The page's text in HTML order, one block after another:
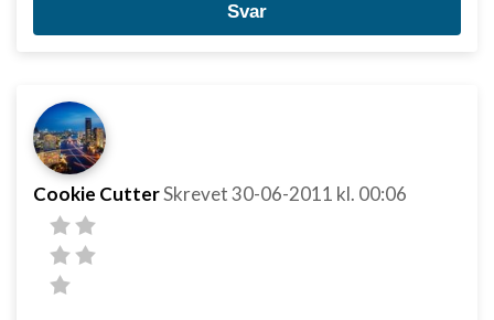
Svar
Cookie CutterSkrevet30-06-2011 kl. 00:06